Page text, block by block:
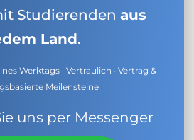
Studierenden aus
Land.
Werktags · Vertraulich · Vertrag &
Meilensteine
uns per Messenger